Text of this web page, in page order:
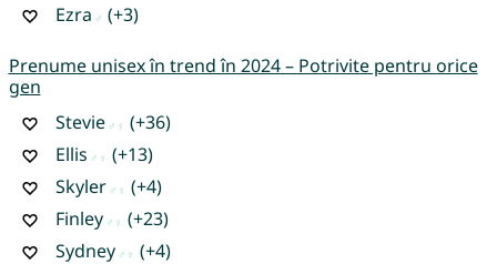
Ezra
(+3)
Prenume unisex în trend în 2024 – Potrivite pentru orice
gen
Stevie
(+36)
Ellis
(+13)
Skyler
(+4)
Finley
(+23)
Sydney
(+4)